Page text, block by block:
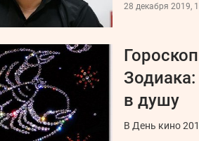
28 декабря 2019,
в душу
В День кино